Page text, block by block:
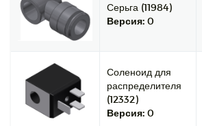
Серьга (11984)
Версия: 0
Соленоид для
распределителя
(12332)
Версия: 0